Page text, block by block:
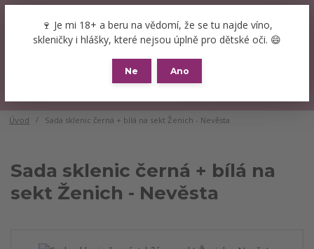
🍷 Je mi 18+ a beru na vědomí, že se tu najde víno,
skleničky i hlášky, které nejsou úplně pro dětské oči. 😄
Ne
Ano
0 Kč
Úvod Sada sklenic černá + bílá na sekt Ženich - Nevěsta
Sada sklenic černá + bílá na
sekt Ženich - Nevěsta